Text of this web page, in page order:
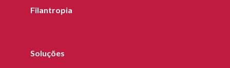
Filantropia
Soluções